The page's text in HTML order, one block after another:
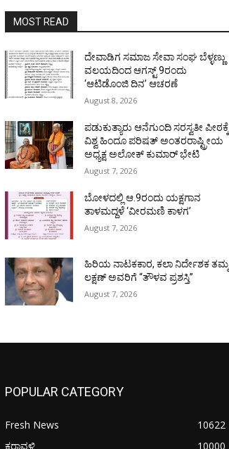
MOST READ
ದೇವಾಡಿಗ ಸಮಾಜ ಸೇವಾ ಸಂಘ ಬೆಳ್ಳಣ್ಣು
ವಲಯದಿಂದ ಆಗಸ್ಟ್ 9ರಂದು
‘ಆಟಿಡೊಂಜಿ ದಿನ’ ಆಚರಣೆ
August 8, 2026
ಪಡುಕುತ್ಯಾರು ಆನೆಗುಂದಿ ಸರಸ್ವತೀ ಪೀಠಕ್ಕೆ
ವಿಶ್ವ ಹಿಂದೂ ಪರಿಷತ್ ಅಂತರರಾಷ್ಟ್ರೀಯ
ಅಧ್ಯಕ್ಷ ಅಲೋಕ್ ಕುಮಾರ್ ಭೇಟಿ
August 7, 2026
ಬೋಳದಲ್ಲಿ ಆ.9ರಂದು ಯಕ್ಷಗಾನ
ತಾಳಮದ್ದಳೆ ‘ವೀರಮಣಿ ಕಾಳಗ’
August 7, 2026
ಹಿರಿಯ ನಾಟಕಕಾರ, ಕಲಾ ನಿರ್ದೇಶಕ ತಮ್ಮ
ಲಕ್ಷಣ್ ಅವರಿಗೆ “ತೌಳವ ಪ್ರಶಸ್ತಿ”
August 7, 2026
POPULAR CATEGORY
Fresh News
10622
ಕರಾವಳಿ
10000